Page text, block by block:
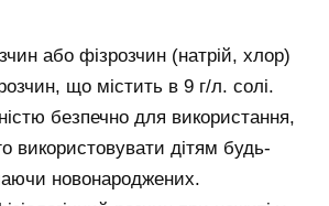
або фізрозчин (натрій, хлор)
що містить в 9 г/л. солі.
безпечно для використання,
використовувати дітям будь-
новонароджених.